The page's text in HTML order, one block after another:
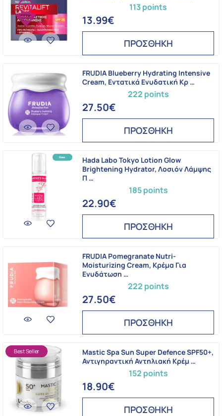
-13% 113 points
13.99€
ΠΡΟΣΘΗΚΗ
222 points
FRUDIA Blueberry Hydrating Intensive
Cream, Eντατικά Eνυδατική Kρ …
27.50€
ΠΡΟΣΘΗΚΗ
185 points
Hada Labo Tokyo Lotion Glow
Brightening Hydrator, Λοσιόν Λάμψης
Π …
22.90€
ΠΡΟΣΘΗΚΗ
222 points
FRUDIA Pomegranate Nutri-
Moisturizing Cream, Κρέμα Για
Ενυδάτωση …
27.50€
ΠΡΟΣΘΗΚΗ
Best Seller
152 points
Mastic Spa Sun Super Defence SPF50+,
Αντιγηραντική Αντηλιακή Κρέμ …
18.90€
ΠΡΟΣΘΗΚΗ